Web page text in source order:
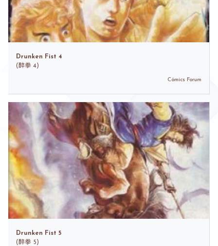
Drunken Fist 4
(醉拳 4)
Cómics Forum
Drunken Fist 5
(醉拳 5)